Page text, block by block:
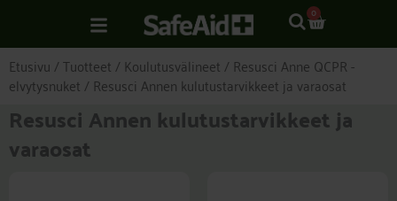
0
CART
Etusivu/Tuotteet/ Koulutusvälineet/ Resusci Anne QCPR -
elvytysnuket/ Resusci Annen kulutustarvikkeet ja varaosat
Resusci Annen kulutustarvikkeet ja
varaosat